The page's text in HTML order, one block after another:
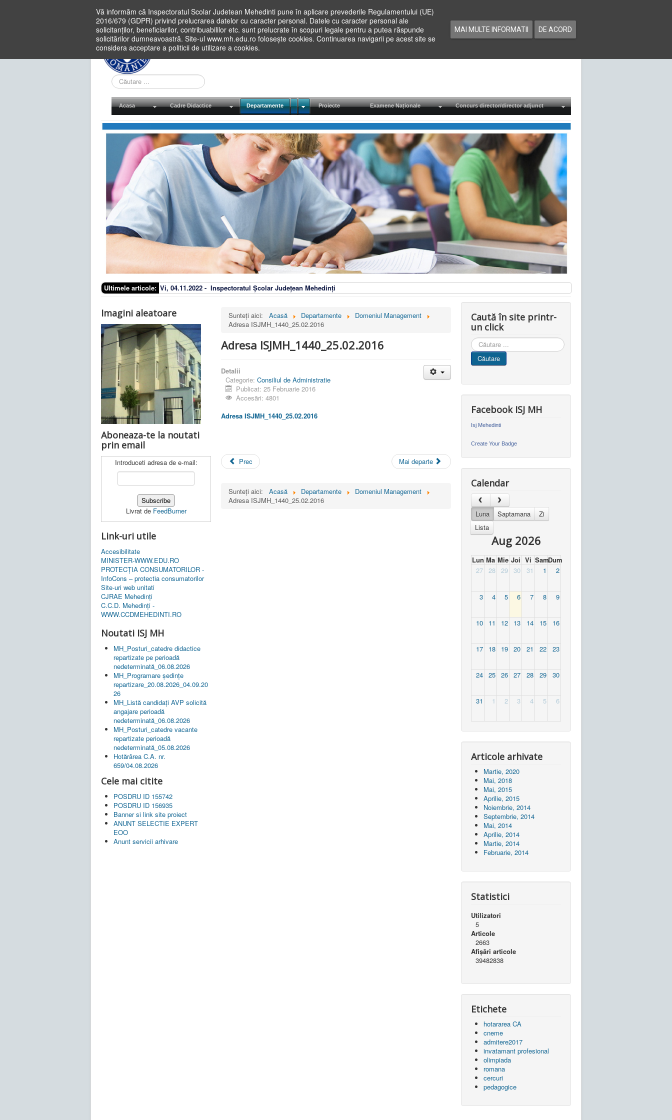
Vă informăm că Inspectoratul Scolar Judetean Mehedinti pune în aplicare prevederile Regulamentului (UE)
2016/679 (GDPR) privind prelucrarea datelor cu caracter personal. Datele cu caracter personal ale
solicitanților, beneficiarilor, contribuabililor etc. sunt prelucrate în scopuri legale pentru a putea răspunde
solicitărilor dumneavoastră. Site-ul www.mh.edu.ro folosește cookies. Continuarea navigarii pe acest site se
considera acceptare a politicii de utilizare a cookies.
MAI MULTE INFORMATII DE ACORD
Cauta
in
site
Acasa Cadre Didactice Departamente Proiecte Examene Naționale Concurs director/director adjunct
Ultimele articole: Vi, 04.11.2022 - Inspectoratul Școlar Județean Mehedinți
Imagini aleatoare
Aboneaza-te la noutati
prin email
Introduceti adresa de e-mail:
Livrat de FeedBurner
Link-uri utile
Accesibilitate
MINISTER-WWW.EDU.RO
PROTECȚIA CONSUMATORILOR -
InfoCons – protectia consumatorilor
Site-uri web unitati
CJRAE Mehedinți
C.C.D. Mehedinţi -
WWW.CCDMEHEDINTI.RO
Noutati ISJ MH
MH_Posturi_catedre didactice
repartizate pe perioadă
nedeterminată_06.08.2026
MH_Programare ședințe
repartizare_20.08.2026_04.09.20
26
MH_Listă candidați AVP solicită
angajare perioadă
nedeterminată_06.08.2026
MH_Posturi_catedre vacante
repartizate perioadă
nedeterminată_05.08.2026
Hotărârea C.A. nr.
659/04.08.2026
Cele mai citite
POSDRU ID 155742
POSDRU ID 156935
Banner si link site proiect
ANUNT SELECTIE EXPERT
EOO
Anunt servicii arhivare
Sunteți aici: Acasă Departamente
Domeniul Management
Adresa ISJMH_1440_25.02.2016
Adresa ISJMH_1440_25.02.2016
Detalii
Categorie: Consiliul de Administratie
Publicat: 25 Februarie 2016
Accesări: 4801
Adresa ISJMH_1440_25.02.2016
Prec Mai departe
Sunteți aici: Acasă Departamente
Domeniul Management
Adresa ISJMH_1440_25.02.2016
Caută în site printr-
un click
Cauta
in
site
Căutare
Facebook ISJ MH
Isj Mehedinti
Create Your Badge
Calendar
Luna Saptamana
Zi
Lista
Aug 2026
Lun Ma Mie Joi Vi SamDum
27
28 29 30 31 1 2
3 4 5 6 7 8 9
10 11 12 13 14 15 16
17 18 19 20 21 22 23
24 25 26 27 28 29 30
31 1 2 3 4 5 6
Articole arhivate
Martie, 2020
Mai, 2018
Mai, 2015
Aprilie, 2015
Noiembrie, 2014
Septembrie, 2014
Mai, 2014
Aprilie, 2014
Martie, 2014
Februarie, 2014
Statistici
Utilizatori
5
Articole
2663
Afișări articole
39482838
Etichete
hotararea CA
cneme
admitere2017
invatamant profesional
olimpiada
romana
cercuri
pedagogice